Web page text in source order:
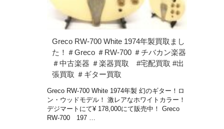
Greco RW-700 White 1974年製買取まし
た！＃Greco ＃RW-700 ＃チバカン楽器
＃中古楽器 ＃楽器買取 #宅配買取 #出
張買取 ＃ギター買取
Greco RW-700 White 1974年製 幻のギター！ロ
ン・ウッドモデル！ 激レアなホワイトカラー！
デジマートにて¥ 178,000にて販売中！ Greco
RW-700 197 …